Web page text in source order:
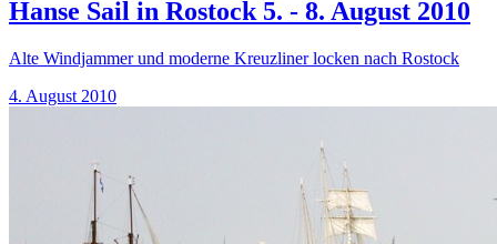
Hanse Sail in Rostock 5. - 8. August 2010
Alte Windjammer und moderne Kreuzliner locken nach Rostock
4. August 2010